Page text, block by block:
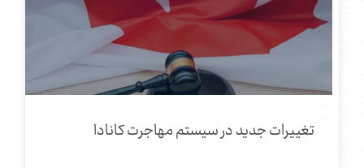
تغییرات جدید در سیستم مهاجرت کانادا